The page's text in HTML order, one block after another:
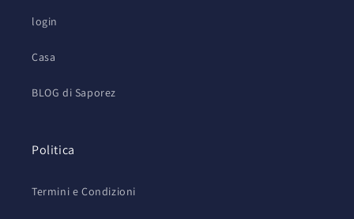
login
Casa
BLOG di Saporez
Politica
Termini e Condizioni